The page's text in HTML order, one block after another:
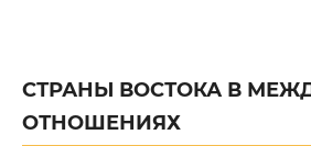
СТРАНЫ ВОСТОКА В
ОТНОШЕНИЯХ